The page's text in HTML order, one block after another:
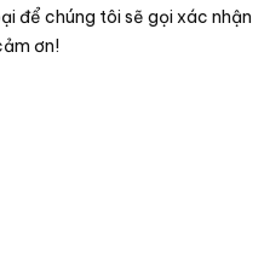
để chúng tôi sẽ gọi xác nhận
ơn!